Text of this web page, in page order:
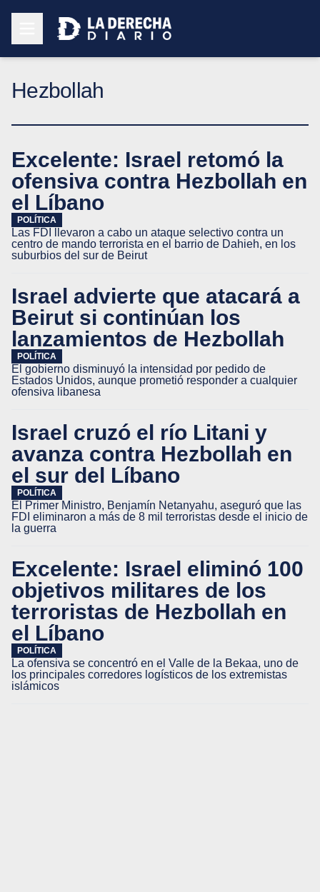
Hezbollah
Excelente: Israel retomó la
ofensiva contra Hezbollah en
el Líbano
POLÍTICA
Las FDI llevaron a cabo un ataque selectivo contra un
centro de mando terrorista en el barrio de Dahieh, en los
suburbios del sur de Beirut
Israel advierte que atacará a
Beirut si continúan los
lanzamientos de Hezbollah
POLÍTICA
El gobierno disminuyó la intensidad por pedido de
Estados Unidos, aunque prometió responder a cualquier
ofensiva libanesa
Israel cruzó el río Litani y
avanza contra Hezbollah en
el sur del Líbano
POLÍTICA
El Primer Ministro, Benjamín Netanyahu, aseguró que las
FDI eliminaron a más de 8 mil terroristas desde el inicio de
la guerra
Excelente: Israel eliminó 100
objetivos militares de los
terroristas de Hezbollah en
el Líbano
POLÍTICA
La ofensiva se concentró en el Valle de la Bekaa, uno de
los principales corredores logísticos de los extremistas
islámicos